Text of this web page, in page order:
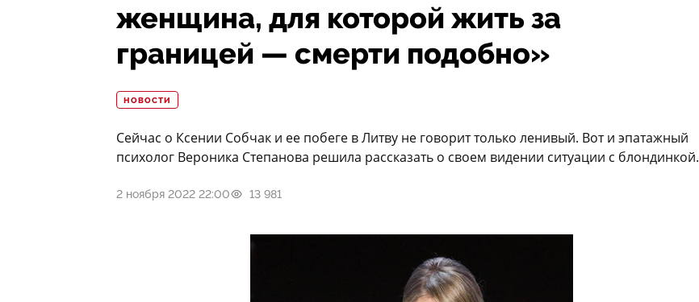
женщина, для которой жить за
границей — смерти подобно»
НОВОСТИ
Сейчас о Ксении Собчак и ее побеге в Литву не говорит только ленивый. Вот и эпатажный
психолог Вероника Степанова решила рассказать о своем видении ситуации с блондинкой.
2 ноября 2022 22:00 13 981